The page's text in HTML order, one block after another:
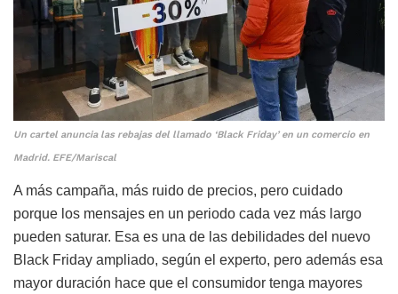
Un cartel anuncia las rebajas del llamado ‘Black Friday’ en un comercio en
Madrid. EFE/Mariscal
A más campaña, más ruido de precios, pero cuidado
porque los mensajes en un periodo cada vez más largo
pueden saturar. Esa es una de las debilidades del nuevo
Black Friday ampliado, según el experto, pero además esa
mayor duración hace que el consumidor tenga mayores